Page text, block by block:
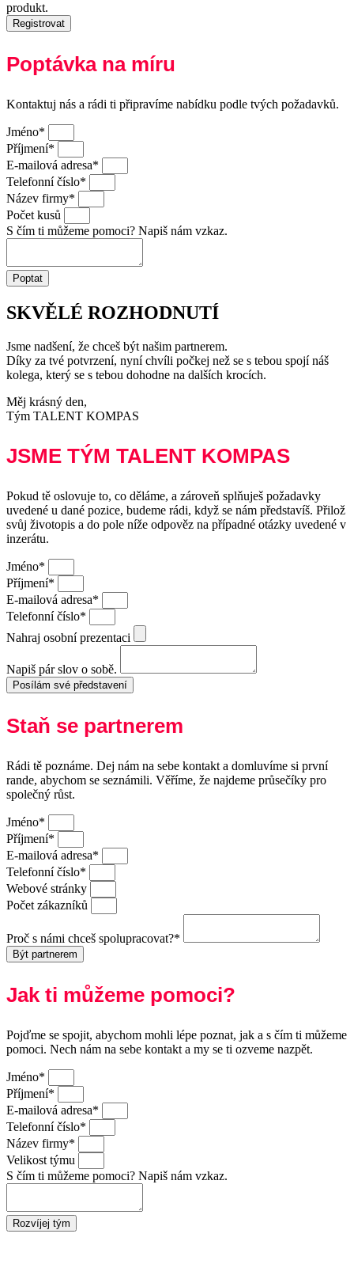
produkt.
Registrovat
Poptávka na míru
Kontaktuj nás a rádi ti připravíme nabídku podle tvých požadavků.
Jméno*
Příjmení*
E-mailová adresa*
Telefonní číslo*
Název firmy*
Počet kusů
S čím ti můžeme pomoci? Napiš nám vzkaz.
Poptat
SKVĚLÉ ROZHODNUTÍ
Jsme nadšení, že chceš být našim partnerem.
Díky za tvé potvrzení, nyní chvíli počkej než se s tebou spojí náš
kolega, který se s tebou dohodne na dalších krocích.
Měj krásný den,
Tým TALENT KOMPAS
JSME TÝM TALENT KOMPAS
Pokud tě oslovuje to, co děláme, a zároveň splňuješ požadavky
uvedené u dané pozice, budeme rádi, když se nám představíš. Přilož
svůj životopis a do pole níže odpověz na případné otázky uvedené v
inzerátu.
Jméno*
Příjmení*
E-mailová adresa*
Telefonní číslo*
Nahraj osobní prezentaci
Napiš pár slov o sobě.
Posílám své představení
Staň se partnerem
Rádi tě poznáme. Dej nám na sebe kontakt a domluvíme si první
rande, abychom se seznámili. Věříme, že najdeme průsečíky pro
společný růst.
Jméno*
Příjmení*
E-mailová adresa*
Telefonní číslo*
Webové stránky
Počet zákazníků
Proč s námi chceš spolupracovat?*
Být partnerem
Jak ti můžeme pomoci?
Pojďme se spojit, abychom mohli lépe poznat, jak a s čím ti můžeme
pomoci. Nech nám na sebe kontakt a my se ti ozveme nazpět.
Jméno*
Příjmení*
E-mailová adresa*
Telefonní číslo*
Název firmy*
Velikost týmu
S čím ti můžeme pomoci? Napiš nám vzkaz.
Rozvíjej tým